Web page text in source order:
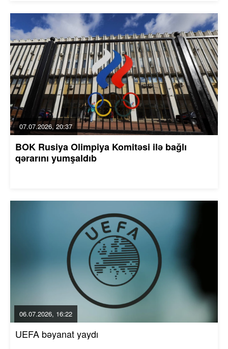
07.07.2026, 20:37
BOK Rusiya Olimpiya Komitəsi ilə bağlı
qərarını yumşaldıb
06.07.2026, 16:22
UEFA bəyanat yaydı